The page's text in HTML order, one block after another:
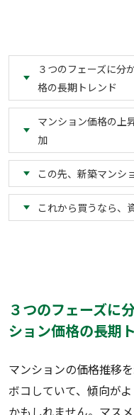
３つのフェーズに分
格の長期トレンド
マンション価格の上
加
この先、新築マンシ
これから買うなら、
３つのフェーズに
ション価格の長期
マンションの価格推移
ボコしていて、傾向が
かもしれません。マス